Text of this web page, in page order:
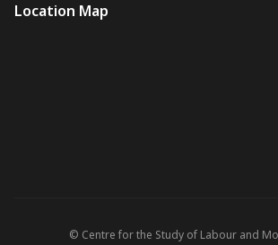
Location Map
© Centre for the Study of Labour and